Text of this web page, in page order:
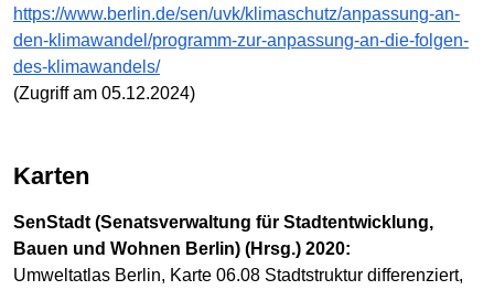
https://www.berlin.de/sen/uvk/klimaschutz/anpassung-an-
den-klimawandel/programm-zur-anpassung-an-die-folgen-
des-klimawandels/
(Zugriff am 05.12.2024)
Karten
SenStadt (Senatsverwaltung für Stadtentwicklung,
Bauen und Wohnen Berlin) (Hrsg.) 2020:
Umweltatlas Berlin, Karte 06.08 Stadtstruktur differenziert,